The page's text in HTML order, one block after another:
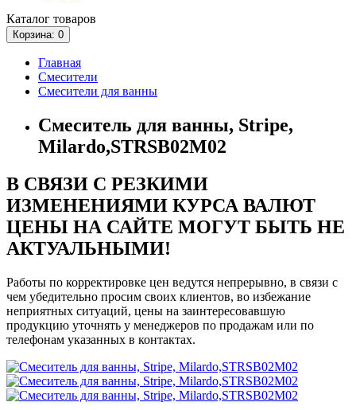
Каталог товаров
Корзина: 0
Главная
Смесители
Смесители для ванны
Смеситель для ванны, Stripe,
Milardo,STRSB02M02
В СВЯЗИ С РЕЗКИМИ
ИЗМЕНЕНИЯМИ КУРСА ВАЛЮТ
ЦЕНЫ НА САЙТЕ МОГУТ БЫТЬ НЕ
АКТУАЛЬНЫМИ!
Работы по корректировке цен ведутся непрерывно, в связи с
чем убедительно просим своих клиентов, во избежание
неприятных ситуаций, цены на заинтересовавшую
продукцию уточнять у менеджеров по продажам или по
телефонам указанных в контактах.